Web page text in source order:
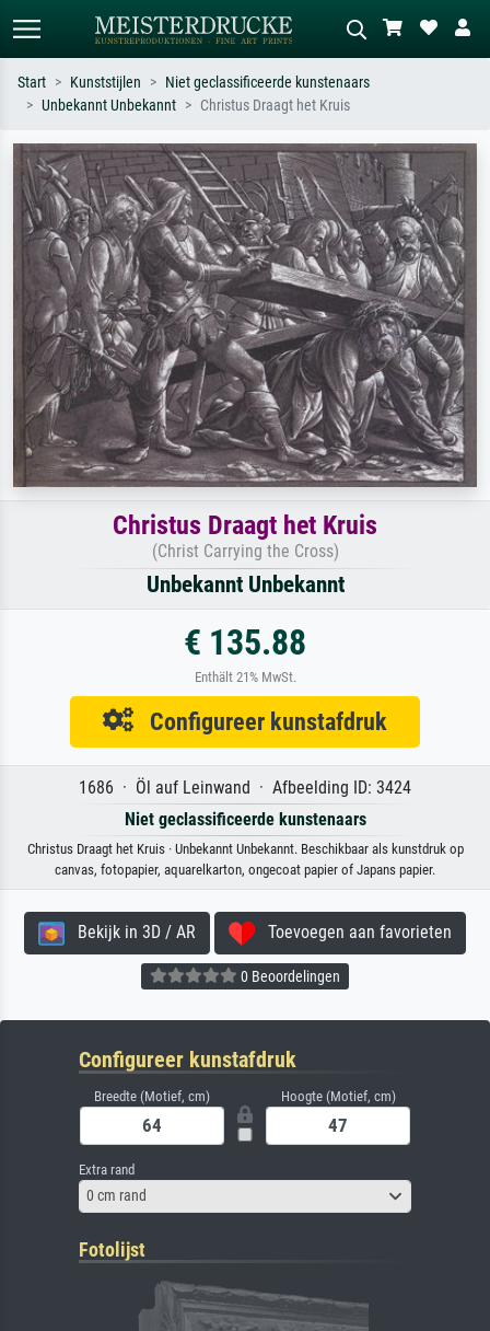
Zoek op kunstenaar, titel of stijl – bijv.
Monet, Sterrennacht, impressionisme,
Hokusai-golf, naakt.
Beschrijf de scène – bijv. groene
weide, abstract met veel rood, donker
olieverfschilderij, staand naakt naast
een boom.
Start Kunststijlen
Niet geclassificeerde kunstenaars
Unbekannt Unbekannt
Christus Draagt het Kruis
Christus Draagt het Kruis
(Christ Carrying the Cross)
Unbekannt Unbekannt
€ 135.88
Enthält 21% MwSt.
Configureer kunstafdruk
1686 · Öl auf Leinwand · Afbeelding ID: 3424
Niet geclassificeerde kunstenaars
Christus Draagt het Kruis · Unbekannt Unbekannt. Beschikbaar als kunstdruk op
canvas, fotopapier, aquarelkarton, ongecoat papier of Japans papier.
Bekijk in 3D / AR Toevoegen aan favorieten
0 Beoordelingen
Configureer kunstafdruk
Breedte (Motief, cm) Hoogte (Motief, cm)
Extra rand
0 cm rand
Fotolijst